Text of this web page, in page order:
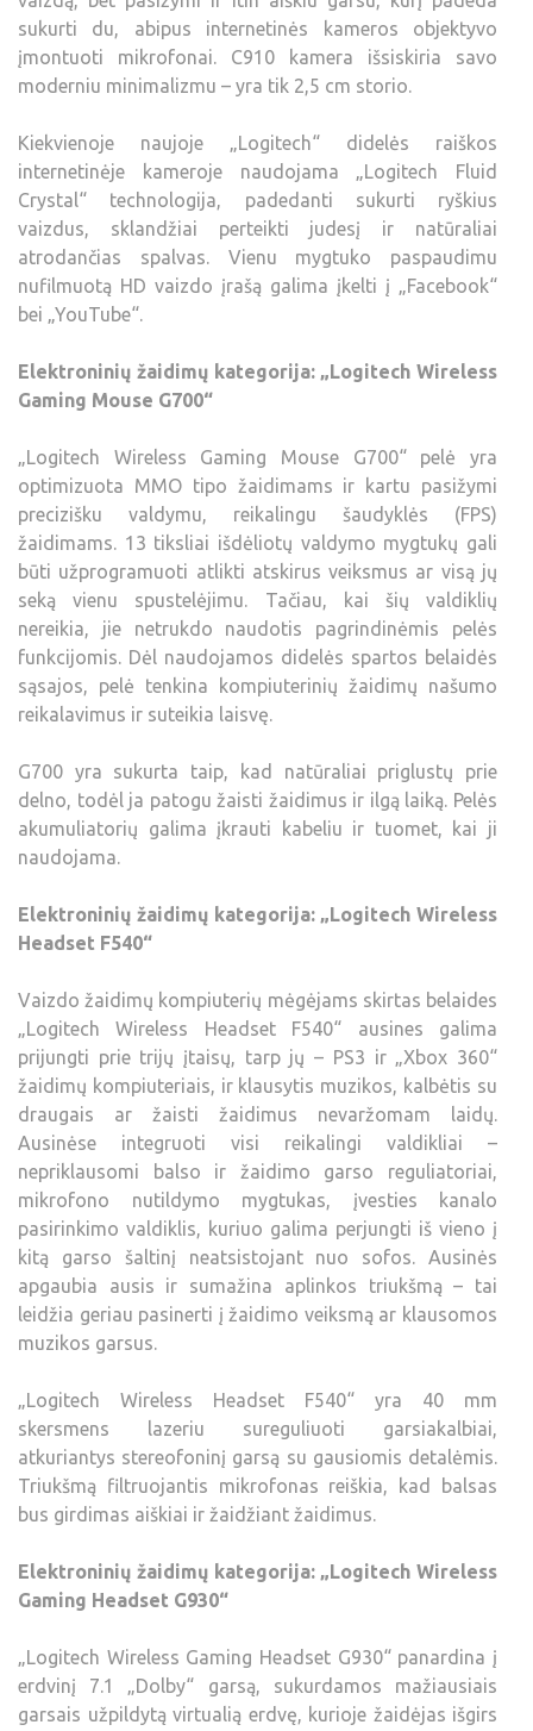
sukurti du, abipus internetinės kameros objektyvo
įmontuoti mikrofonai. C910 kamera išsiskiria savo
moderniu minimalizmu – yra tik 2,5 cm storio.
Kiekvienoje naujoje „Logitech“ didelės raiškos
internetinėje kameroje naudojama „Logitech Fluid
Crystal“ technologija, padedanti sukurti ryškius
vaizdus, sklandžiai perteikti judesį ir natūraliai
atrodančias spalvas. Vienu mygtuko paspaudimu
nufilmuotą HD vaizdo įrašą galima įkelti į „Facebook“
bei „YouTube“.
Elektroninių žaidimų kategorija: „Logitech Wireless
Gaming Mouse G700“
„Logitech Wireless Gaming Mouse G700“ pelė yra
optimizuota MMO tipo žaidimams ir kartu pasižymi
precizišku valdymu, reikalingu šaudyklės (FPS)
žaidimams. 13 tiksliai išdėliotų valdymo mygtukų gali
būti užprogramuoti atlikti atskirus veiksmus ar visą jų
seką vienu spustelėjimu. Tačiau, kai šių valdiklių
nereikia, jie netrukdo naudotis pagrindinėmis pelės
funkcijomis. Dėl naudojamos didelės spartos belaidės
sąsajos, pelė tenkina kompiuterinių žaidimų našumo
reikalavimus ir suteikia laisvę.
G700 yra sukurta taip, kad natūraliai priglustų prie
delno, todėl ja patogu žaisti žaidimus ir ilgą laiką. Pelės
akumuliatorių galima įkrauti kabeliu ir tuomet, kai ji
naudojama.
Elektroninių žaidimų kategorija: „Logitech Wireless
Headset F540“
Vaizdo žaidimų kompiuterių mėgėjams skirtas belaides
„Logitech Wireless Headset F540“ ausines galima
prijungti prie trijų įtaisų, tarp jų – PS3 ir „Xbox 360“
žaidimų kompiuteriais, ir klausytis muzikos, kalbėtis su
draugais ar žaisti žaidimus nevaržomam laidų.
Ausinėse integruoti visi reikalingi valdikliai –
nepriklausomi balso ir žaidimo garso reguliatoriai,
mikrofono nutildymo mygtukas, įvesties kanalo
pasirinkimo valdiklis, kuriuo galima perjungti iš vieno į
kitą garso šaltinį neatsistojant nuo sofos. Ausinės
apgaubia ausis ir sumažina aplinkos triukšmą – tai
leidžia geriau pasinerti į žaidimo veiksmą ar klausomos
muzikos garsus.
„Logitech Wireless Headset F540“ yra 40 mm
skersmens lazeriu sureguliuoti garsiakalbiai,
atkuriantys stereofoninį garsą su gausiomis detalėmis.
Triukšmą filtruojantis mikrofonas reiškia, kad balsas
bus girdimas aiškiai ir žaidžiant žaidimus.
Elektroninių žaidimų kategorija: „Logitech Wireless
Gaming Headset G930“
„Logitech Wireless Gaming Headset G930“ panardina į
erdvinį 7.1 „Dolby“ garsą, sukurdamos mažiausiais
garsais užpildytą virtualią erdvę, kurioje žaidėjas išgirs